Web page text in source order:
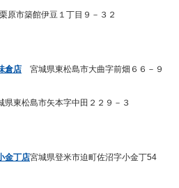
原市築館伊豆１丁目９－３２
倉店 宮城県東松島市大曲字前畑６６－９
東松島市矢本字中田２２９－３
金丁店宮城県登米市迫町佐沼字小金丁54